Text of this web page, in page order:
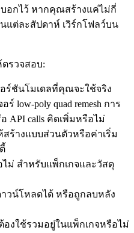
อกไว้ หากคุณสร้างแค่ไม่กี่
แต่ละสัปดาห์ เวิร์กโฟลว์บน
รวจสอบ:
ร์ชันโมเดลที่คุณจะใช้จริง
low-poly quad remesh การ
API calls คิดเพิ่มหรือไม่
ร้างแบบส่วนตัวหรือค่าเริ่ม
ม่ สำหรับแพ็กเกจและวัสดุ
าวน์โหลดได้ หรือถูกลบหลัง
งใช้รวมอยู่ในแพ็กเกจหรือไม่